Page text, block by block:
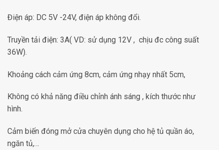
Điện áp: DC 5V -24V, điện áp không đổi.
Truyền tải điện: 3A( VD: sử dụng 12V , chịu đc công suất
36W).
Khoảng cách cảm ứng 8cm, cảm ứng nhạy nhất 5cm,
Không có khả năng điều chỉnh ánh sáng , kích thước như
hình.
Cảm biến đóng mở cửa chuyên dụng cho hệ tủ quần áo,
ngăn tủ,…